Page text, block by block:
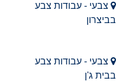
צבעי - עבודות צבע
בביצרון
צבעי - עבודות צבע
בבית ג'ן